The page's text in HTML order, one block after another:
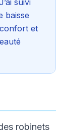
suivi
baisse
et
robinets